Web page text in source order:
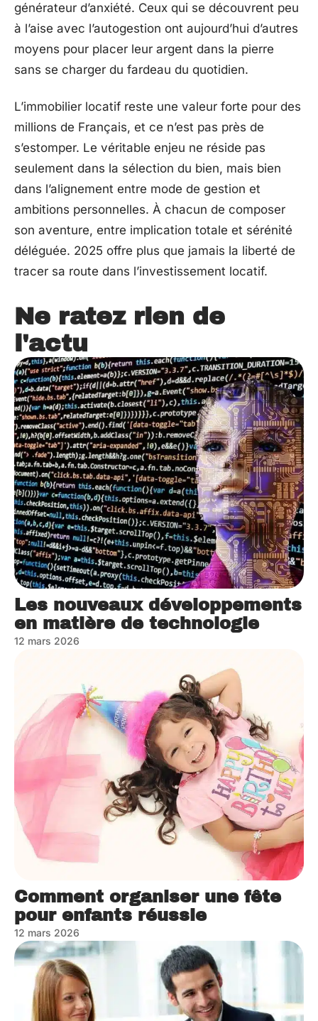
générateur d’anxiété. Ceux qui se découvrent peu
à l’aise avec l’autogestion ont aujourd’hui d’autres
moyens pour placer leur argent dans la pierre
sans se charger du fardeau du quotidien.
L’immobilier locatif reste une valeur forte pour des
millions de Français, et ce n’est pas près de
s’estomper. Le véritable enjeu ne réside pas
seulement dans la sélection du bien, mais bien
dans l’alignement entre mode de gestion et
ambitions personnelles. À chacun de composer
son aventure, entre implication totale et sérénité
déléguée. 2025 offre plus que jamais la liberté de
tracer sa route dans l’investissement locatif.
Ne ratez rien de
l'actu
Les nouveaux développements
en matière de technologie
12 mars 2026
Comment organiser une fête
pour enfants réussie
12 mars 2026